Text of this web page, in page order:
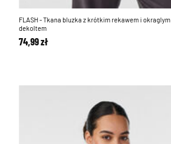
FLASH - Tkana bluzka z krótkim rekawem i okraglym
dekoltem
74,99 zł